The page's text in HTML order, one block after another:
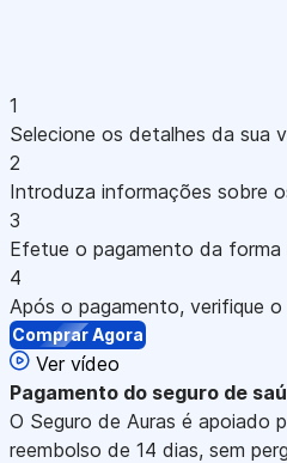
1
Selecione os detalhes da sua
2
Introduza informações sobre
3
Efetue o pagamento da forma
4
Após o pagamento, verifique o
Comprar Agora
Ver vídeo
Pagamento do seguro de
O Seguro de Auras é apoiado
reembolso de 14 dias, sem